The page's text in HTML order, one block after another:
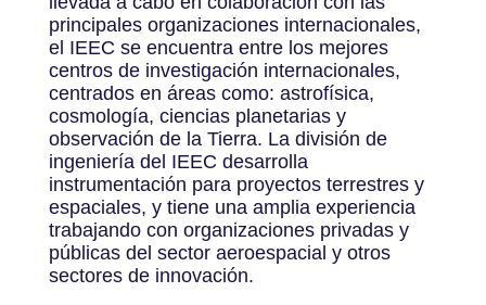
principales organizaciones internacionales,
el IEEC se encuentra entre los mejores
centros de investigación internacionales,
centrados en áreas como: astrofísica,
cosmología, ciencias planetarias y
observación de la Tierra. La división de
ingeniería del IEEC desarrolla
instrumentación para proyectos terrestres y
espaciales, y tiene una amplia experiencia
trabajando con organizaciones privadas y
públicas del sector aeroespacial y otros
sectores de innovación.